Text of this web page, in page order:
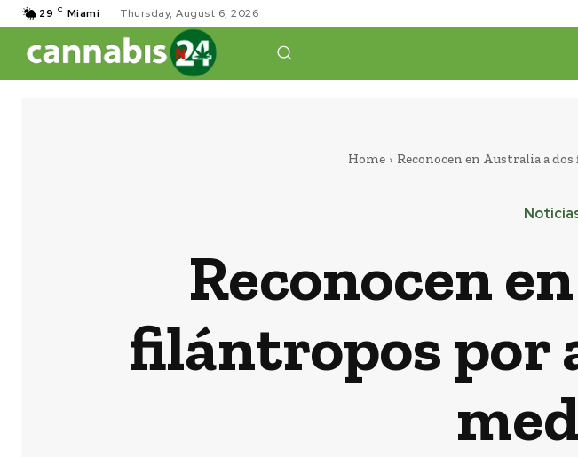
29 C Miami Thursday, August 6, 2026
Home Reconocen en Australia a
Reconocen
filántropos por